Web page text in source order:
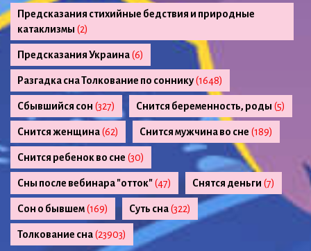
Предсказания стихийные бедствия и природные
катаклизмы (2)
Предсказания Украина(6)
Разгадка сна Толкование по соннику(1648)
Сбывшийся сон (327) Снится беременность, роды (5)
Снится женщина(62) Снится мужчина во сне (189)
Снится ребенок во сне (30)
Сны после вебинара "отток"(47) Снятся деньги (7)
Сон о бывшем(169) Суть сна(322)
Толкование сна(23903)